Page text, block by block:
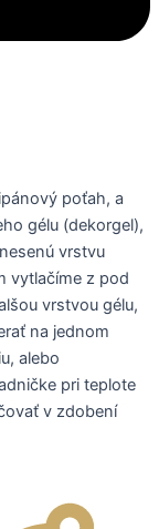
poťah, a
gélu (dekorgel),
vrstvu
vytlačíme z pod
vrstvou gélu,
na jednom
alebo
pri teplote
v zdobení